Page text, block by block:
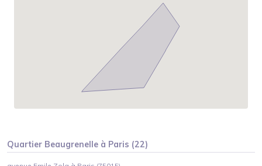
Quartier Beaugrenelle à Paris (22)